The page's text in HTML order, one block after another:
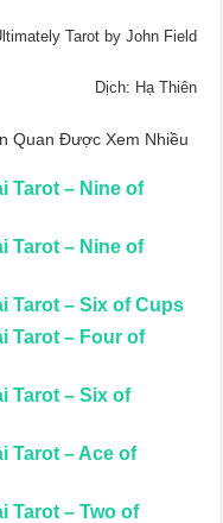
Tarot by John Field
Dịch: Hạ Thiên
Quan Được Xem Nhiều
Tarot – Nine of
Tarot – Nine of
Tarot – Six of Cups
Tarot – Four of
Tarot – Six of
Tarot – Ace of
Tarot – Two of